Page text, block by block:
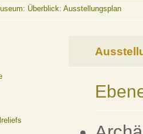
Überblick: Ausstellungsplan